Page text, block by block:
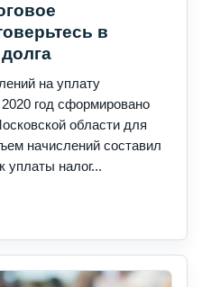
в
на уплату
год сформировано
области для
начислений составил
уплаты налог...